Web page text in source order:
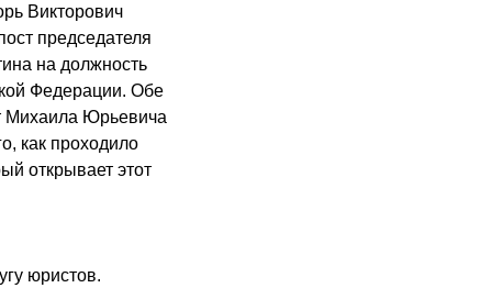
Викторович
председателя
на должность
Федерации. Обе
Михаила Юрьевича
как проходило
открывает этот
юристов.